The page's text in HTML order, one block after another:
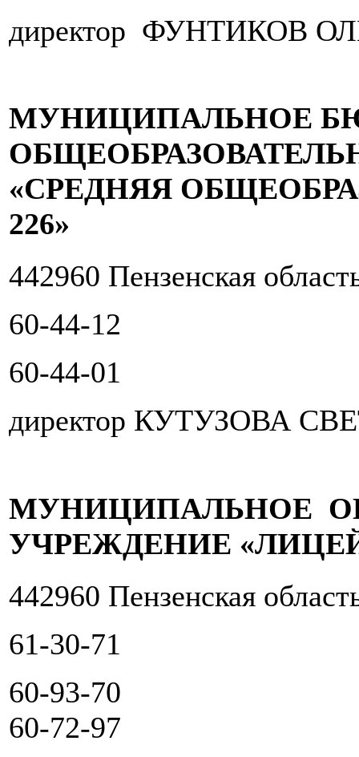
директор ФУНТИКОВ
МУНИЦИПАЛЬНОЕ
«СРЕДНЯЯ
226»
442960 Пензенская
60-44-12
60-44-01
директор КУТУЗОВА
МУНИЦИПАЛЬНОЕ
УЧРЕЖДЕНИЕ
442960 Пензенская
61-30-71
60-93-70
60-72-97